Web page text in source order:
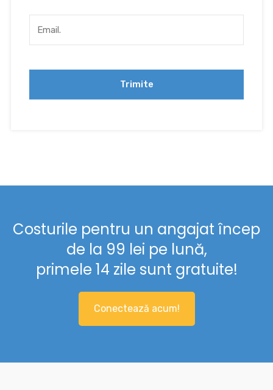
Costurile pentru un angajat încep
de la 99 lei pe lună,
primele 14 zile sunt gratuite!
Conectează acum!